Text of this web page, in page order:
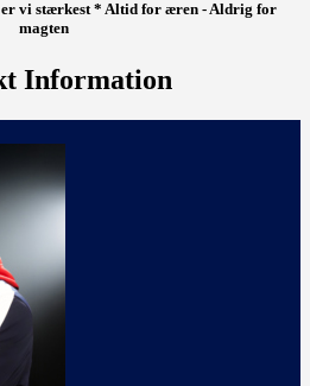
er vi stærkest * Altid for æren - Aldrig for
magten
Information